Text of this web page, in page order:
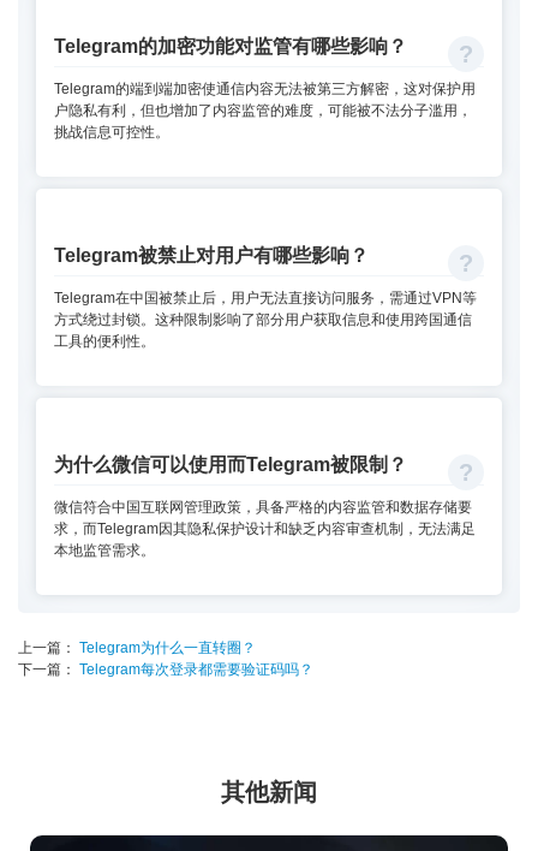
Telegram的加密功能对监管有哪些影响？
Telegram的端到端加密使通信内容无法被第三方解密，这对保护用
户隐私有利，但也增加了内容监管的难度，可能被不法分子滥用，
挑战信息可控性。
Telegram被禁止对用户有哪些影响？
Telegram在中国被禁止后，用户无法直接访问服务，需通过VPN等
方式绕过封锁。这种限制影响了部分用户获取信息和使用跨国通信
工具的便利性。
为什么微信可以使用而Telegram被限制？
微信符合中国互联网管理政策，具备严格的内容监管和数据存储要
求，而Telegram因其隐私保护设计和缺乏内容审查机制，无法满足
本地监管需求。
上一篇： Telegram为什么一直转圈？
下一篇： Telegram每次登录都需要验证码吗？
其他新闻